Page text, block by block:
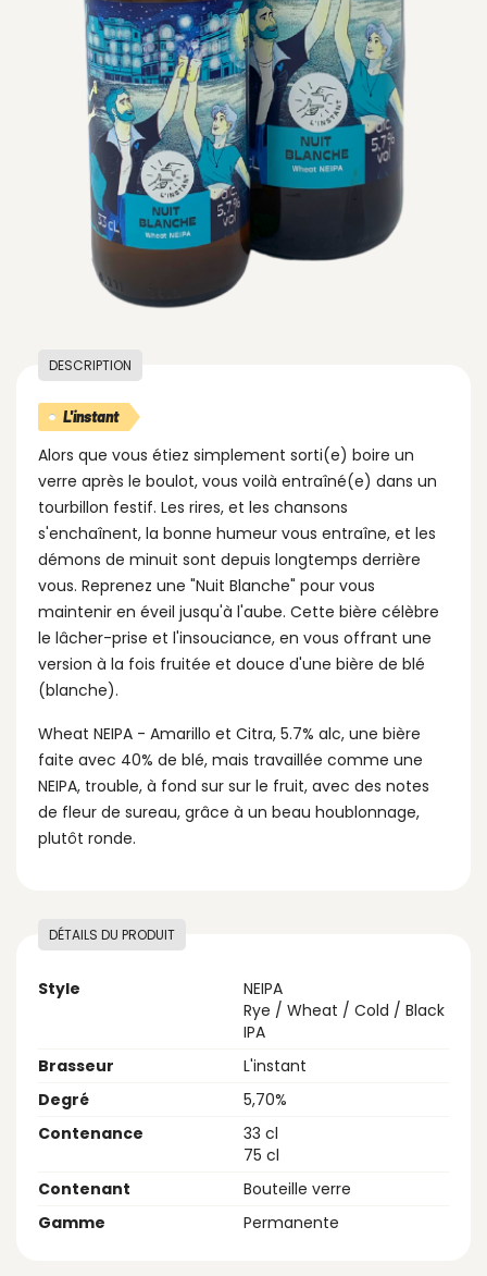
DESCRIPTION
L'instant
Alors que vous étiez simplement sorti(e) boire un
verre après le boulot, vous voilà entraîné(e) dans un
tourbillon festif. Les rires, et les chansons
s'enchaînent, la bonne humeur vous entraîne, et les
démons de minuit sont depuis longtemps derrière
vous. Reprenez une "Nuit Blanche" pour vous
maintenir en éveil jusqu'à l'aube. Cette bière célèbre
le lâcher-prise et l'insouciance, en vous offrant une
version à la fois fruitée et douce d'une bière de blé
(blanche).
Wheat NEIPA - Amarillo et Citra, 5.7% alc, une bière
faite avec 40% de blé, mais travaillée comme une
NEIPA, trouble, à fond sur sur le fruit, avec des notes
de fleur de sureau, grâce à un beau houblonnage,
plutôt ronde.
DÉTAILS DU PRODUIT
Style
NEIPA
Rye / Wheat / Cold / Black
IPA
Brasseur
L'instant
Degré
5,70%
Contenance
33 cl
75 cl
Contenant
Bouteille verre
Gamme
Permanente